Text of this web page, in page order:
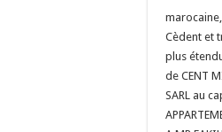
Cèdent et
plus
de CENT
SARL au